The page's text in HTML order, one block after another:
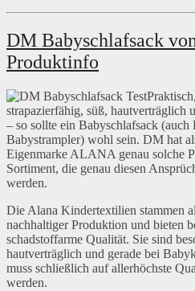
DM Babyschlafsack
Produktinfo
Praktisch,
strapazierfähig, süß, hautverträglich
– so sollte ein Babyschlafsack (auch
Babystrampler) wohl sein. DM hat
Eigenmarke ALANA genau solche
Sortiment, die genau diesen
werden.
Die Alana Kindertextilien stammen
nachhaltiger Produktion und bieten
schadstoffarme Qualität. Sie sind
hautverträglich und gerade bei
muss schließlich auf allerhöchste
werden.